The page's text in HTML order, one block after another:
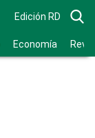
Edición RD
Economía